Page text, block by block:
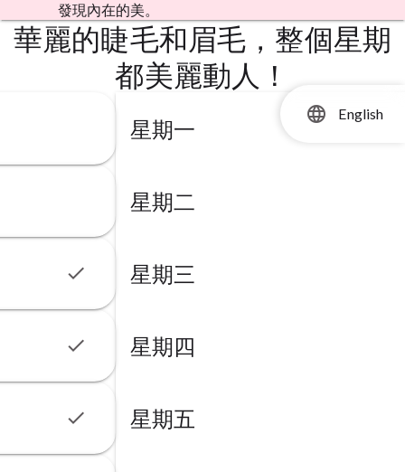
發現內在的美。
華麗的睫毛和眉毛，整個星期
都美麗動人！
check
check
check
星期一
星期二
星期三
星期四
星期五
language English